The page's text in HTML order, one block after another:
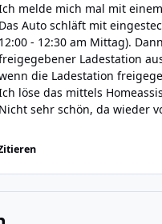
melde mich mal mit
Das Auto schläft mit
12:00 - 12:30 am Mittag).
Ladestation
die Ladestation
löse das mittels
Nicht sehr schön, da wieder